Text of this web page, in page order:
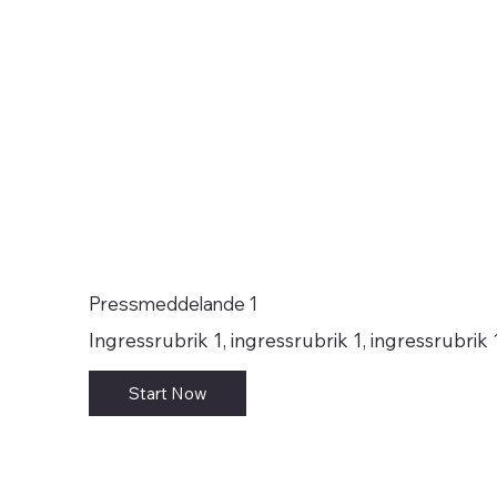
Pressmeddelande 1
Ingressrubrik 1, ingressrubrik 1, ingressrubrik
Start Now